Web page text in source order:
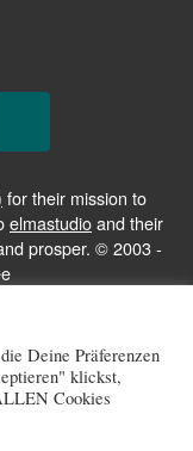
for their mission to
elmastudioand their
prosper. © 2003 -
Deine Präferenzen
klickst,
Cookies